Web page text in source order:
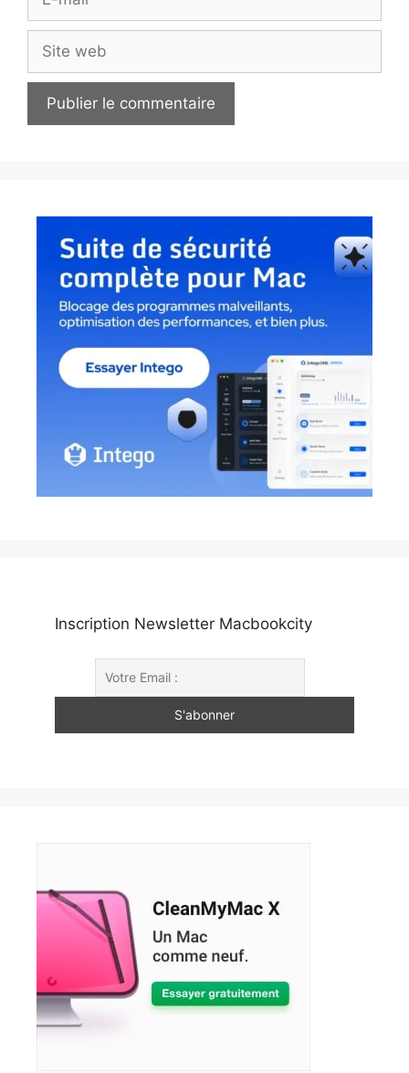
mail
web
Inscription Newsletter Macbookcity